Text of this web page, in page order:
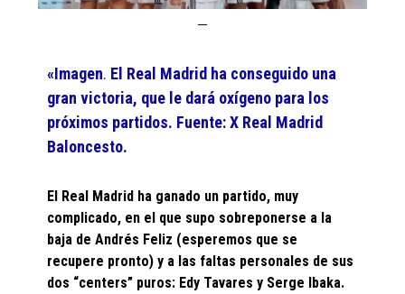
«Imagen. El Real Madrid ha conseguido una
gran victoria, que le dará oxígeno para los
próximos partidos. Fuente: X Real Madrid
Baloncesto.
El Real Madrid ha ganado un partido, muy
complicado, en el que supo sobreponerse a la
baja de Andrés Feliz (esperemos que se
recupere pronto) y a las faltas personales de sus
dos “centers” puros: Edy Tavares y Serge Ibaka.